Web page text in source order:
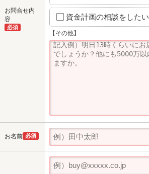
お問合せ内
容
必須
資金計画の相談をしたい
【その他】
お名前 必須